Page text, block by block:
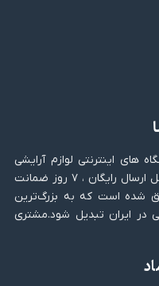
های اینترنتی لوازم آرایشی
بهداشتی و زیبایی با پایبندی به سه اصل ارسال رایگان ، ۷ روز ضمانت
شده است که به بزرگ‌ترین
در ایران تبدیل شود.مشتری